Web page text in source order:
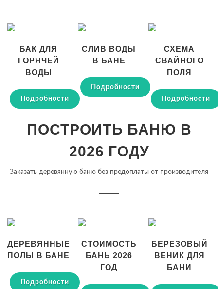
БАК ДЛЯ
ГОРЯЧЕЙ
ВОДЫ
Подробности
СЛИВ ВОДЫ
В БАНЕ
Подробности
СХЕМА
СВАЙНОГО
ПОЛЯ
Подробности
ПОСТРОИТЬ БАНЮ В
2026 ГОДУ
Заказать деревянную баню без предоплаты от производителя
ДЕРЕВЯННЫЕ
ПОЛЫ В БАНЕ
Подробности
СТОИМОСТЬ
БАНЬ 2026
ГОД
БЕРЕЗОВЫЙ
ВЕНИК ДЛЯ
БАНИ